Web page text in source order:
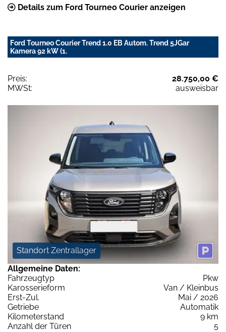
Details zum Ford Tourneo Courier anzeigen
Ford Tourneo Courier Trend 1.0 EB Autom. Trend 5JGar
Kamera 92 kW (1.
Preis:
28.750,00 €
MWSt:
ausweisbar
Standort Zentrallager
Allgemeine Daten:
Fahrzeugtyp
Pkw
Karosserieform
Van / Kleinbus
Erst-Zul.
Mai / 2026
Getriebe
Automatik
Kilometerstand
9 km
Anzahl der Türen
5